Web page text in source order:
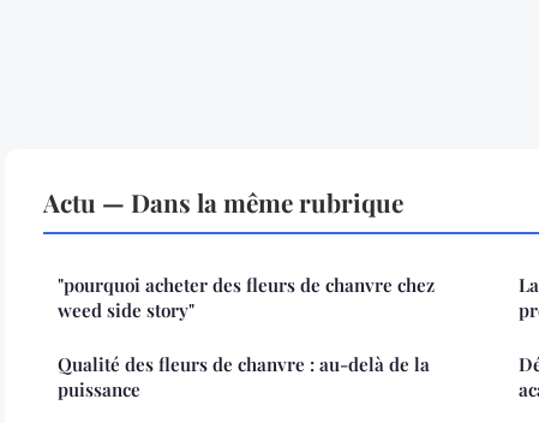
Actu — Dans la même rubrique
"pourquoi acheter des fleurs de chanvre chez
weed side story"
Qualité des fleurs de chanvre : au-delà de la
puissance